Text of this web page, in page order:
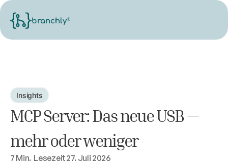
branchly®
Insights
MCP Server: Das neue USB —
mehr oder weniger
7 Min.  Lesezeit27. Juli 2026